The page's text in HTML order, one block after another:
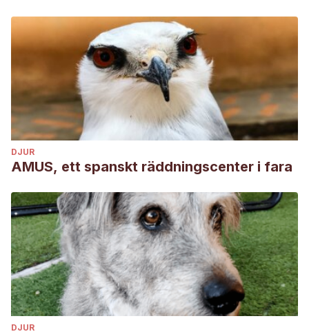
DJUR
AMUS, ett spanskt räddningscenter i fara
DJUR